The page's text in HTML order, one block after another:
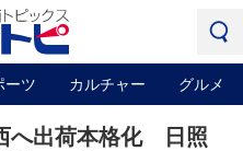
ーツ カルチャー グルメ
へ出荷本格化 日照